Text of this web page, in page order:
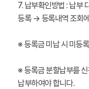
7. 납부확인방법 : 납부
등록 → 등록내역 조회
※ 등록금 미납 시 미등
※ 등록금 분할납부를
납부하여야 합니다.